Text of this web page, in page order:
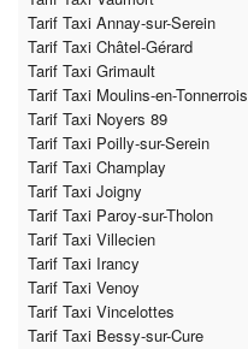
Tarif Taxi Annay-sur-Serein
Tarif Taxi Châtel-Gérard
Tarif Taxi Grimault
Tarif Taxi Moulins-en-Tonnerrois
Tarif Taxi Noyers 89
Tarif Taxi Poilly-sur-Serein
Tarif Taxi Champlay
Tarif Taxi Joigny
Tarif Taxi Paroy-sur-Tholon
Tarif Taxi Villecien
Tarif Taxi Irancy
Tarif Taxi Venoy
Tarif Taxi Vincelottes
Tarif Taxi Bessy-sur-Cure